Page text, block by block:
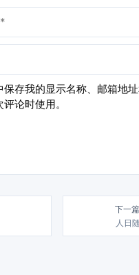
保存我的显示名称、邮箱地
论时使用。
下一
人日